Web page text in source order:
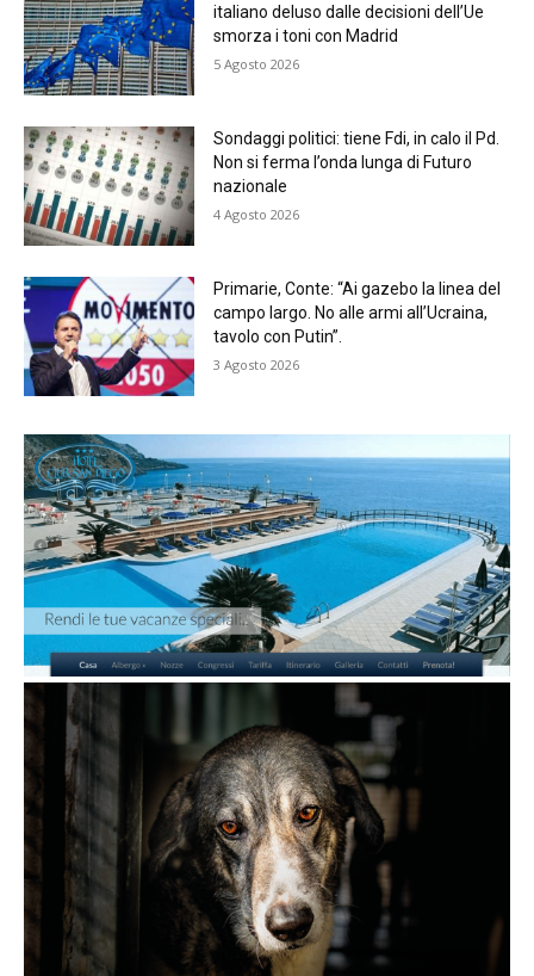
italiano deluso dalle decisioni dell’Ue
smorza i toni con Madrid
5 Agosto 2026
Sondaggi politici: tiene Fdi, in calo il Pd.
Non si ferma l’onda lunga di Futuro
nazionale
4 Agosto 2026
Primarie, Conte: “Ai gazebo la linea del
campo largo. No alle armi all’Ucraina,
tavolo con Putin”.
3 Agosto 2026